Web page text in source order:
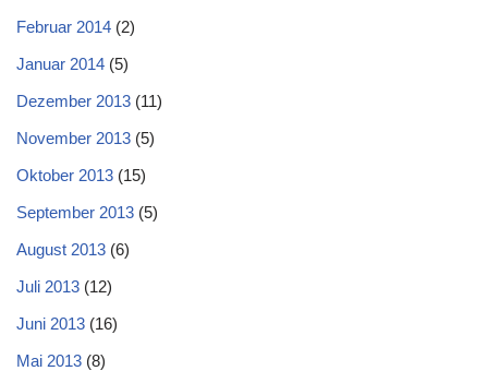
Februar 2014 (2)
Januar 2014 (5)
Dezember 2013 (11)
November 2013 (5)
Oktober 2013 (15)
September 2013 (5)
August 2013 (6)
Juli 2013 (12)
Juni 2013 (16)
Mai 2013 (8)